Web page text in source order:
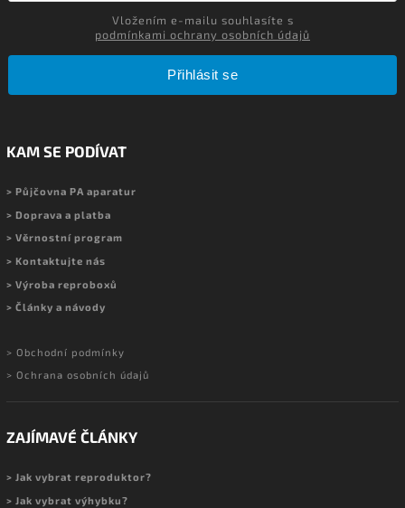
podmínkami ochrany osobních údajů
Přihlásit se
KAM SE PODÍVAT
> Půjčovna PA aparatur
> Doprava a platba
> Věrnostní program
> Kontaktujte nás
> Výroba reproboxů
> Články a návody
> Obchodní podmínky
> Ochrana osobních údajů
ZAJÍMAVÉ ČLÁNKY
> Jak vybrat reproduktor?
> Jak vybrat výhybku?